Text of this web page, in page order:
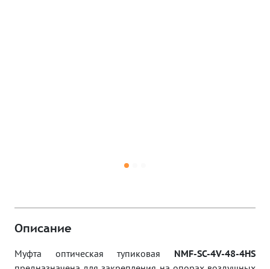
Описание
Муфта оптическая тупиковая NMF-SC-4V-48-4HS